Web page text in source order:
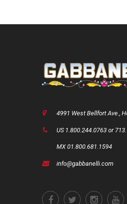
4991 West Bellfort Ave.,
US 1.800.244.0763 or
MX 01.800.681.1594
info@gabbanelli.com